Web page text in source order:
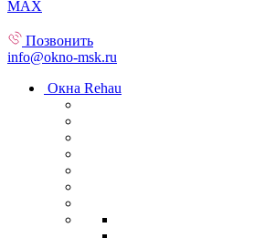
Позвонить
info@okno-msk.ru
Окна Rehau